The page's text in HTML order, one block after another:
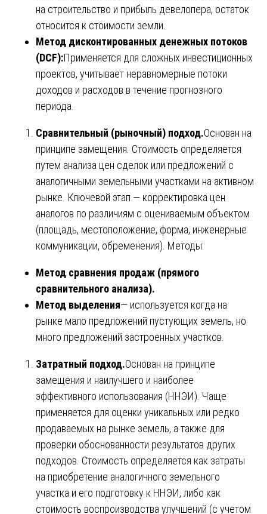
на строительство и прибыль девелопера, остаток
относится к стоимости земли.
Метод дисконтированных денежных потоков
(DCF):Применяется для сложных инвестиционных
проектов, учитывает неравномерные потоки
доходов и расходов в течение прогнозного
периода.
Сравнительный (рыночный) подход.Основан на
принципе замещения. Стоимость определяется
путем анализа цен сделок или предложений с
аналогичными земельными участками на активном
рынке. Ключевой этап — корректировка цен
аналогов по различиям с оцениваемым объектом
(площадь, местоположение, форма, инженерные
коммуникации, обременения). Методы:
Метод сравнения продаж (прямого
сравнительного анализа).
Метод выделения— используется когда на
рынке мало предложений пустующих земель, но
много предложений застроенных участков.
Затратный подход.Основан на принципе
замещения и наилучшего и наиболее
эффективного использования (ННЭИ). Чаще
применяется для оценки уникальных или редко
продаваемых на рынке земель, а также для
проверки обоснованности результатов других
подходов. Стоимость определяется как затраты
на приобретение аналогичного земельного
участка и его подготовку к ННЭИ, либо как
стоимость воспроизводства улучшений (с учетом